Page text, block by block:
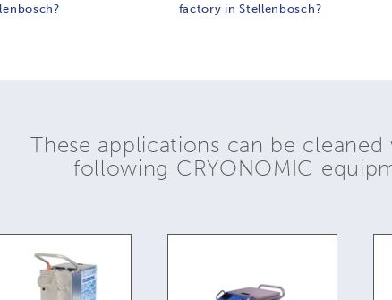
factory in Stellenbosch?
These applications can be
following CRYONOMIC